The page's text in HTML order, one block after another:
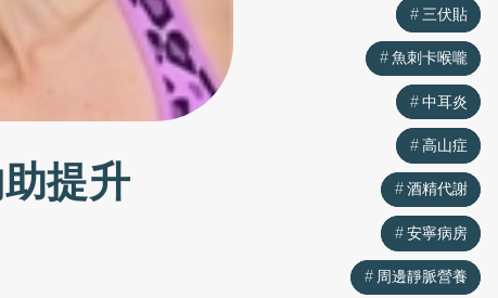
提升
三伏貼
魚刺卡喉嚨
中耳炎
高山症
酒精代謝
安寧病房
周邊靜脈營養
三伏貼
魚刺卡喉嚨
中耳炎
高山症
酒精代謝
安寧病房
周邊靜脈營養